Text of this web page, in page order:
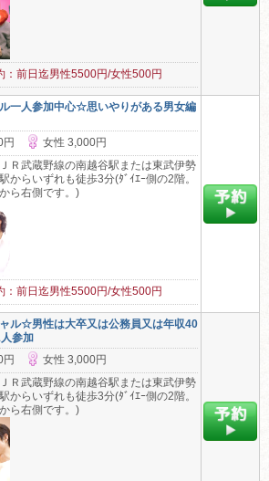
：前日迄男性5500円/女性500円
一人参加中心☆思いやりがある男女編
円
女性 3,000円
Ｒ武蔵野線の南越谷駅または東武伊勢
からいずれも徒歩3分(ﾀﾞｲｴｰ側の2階。
ら右側です。)
：前日迄男性5500円/女性500円
ル☆男性は大卒又は公務員又は年収40
参加
円
女性 3,000円
Ｒ武蔵野線の南越谷駅または東武伊勢
からいずれも徒歩3分(ﾀﾞｲｴｰ側の2階。
ら右側です。)